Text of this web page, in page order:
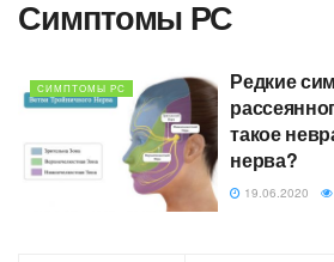
Симптомы РС
СИМПТОМЫ РС
Редкие
такое
нерва?
19.06.2020